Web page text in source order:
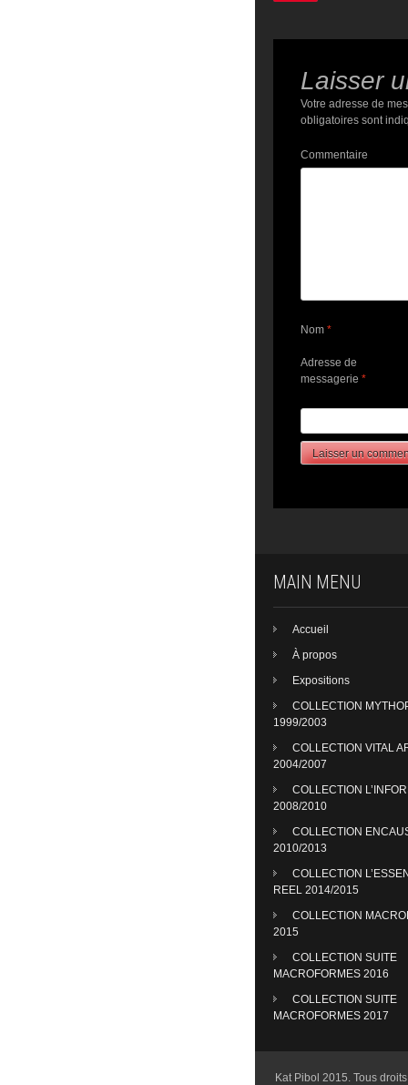
Laisser
Votre adresse de
obligatoires sont
Commentaire
Nom *
Adresse de
messagerie *
MAIN MENU
Accueil
À propos
Expositions
COLLECTION
1999/2003
COLLECTION VITAL
2004/2007
COLLECTION
2008/2010
COLLECTION
2010/2013
COLLECTION
REEL 2014/2015
COLLECTION
2015
COLLECTION SUITE
MACROFORMES 2016
COLLECTION SUITE
MACROFORMES 2017
Kat Pibol 2015. Tous